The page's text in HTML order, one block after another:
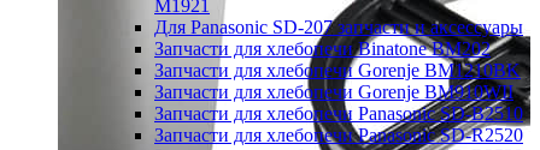
M1921
Для Panasonic SD-207 запчасти и аксессуары
Запчасти для хлебопечи Binatone BM202
Запчасти для хлебопечи Gorenje BM1210BK
Запчасти для хлебопечи Gorenje BM910WII
Запчасти для хлебопечи Panasonic SD-B2510
Запчасти для хлебопечи Panasonic SD-R2520